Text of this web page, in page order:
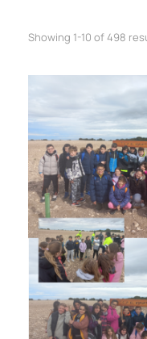
Showing 1-10 of 498